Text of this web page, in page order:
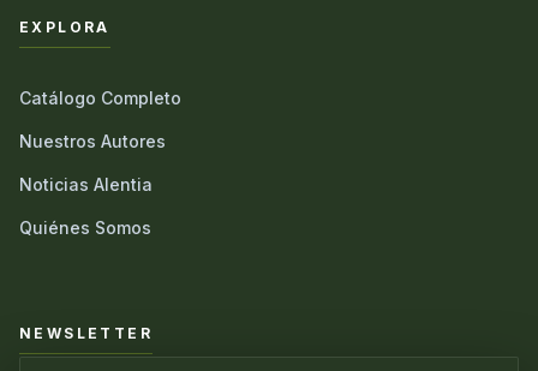
EXPLORA
Catálogo Completo
Nuestros Autores
Noticias Alentia
Quiénes Somos
NEWSLETTER